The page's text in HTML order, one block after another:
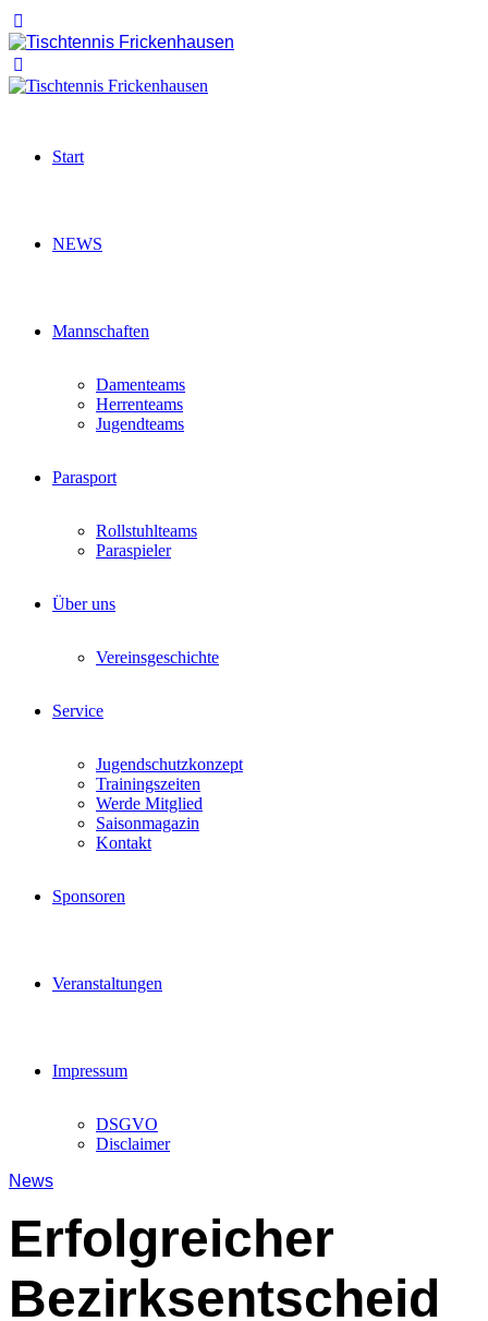
Start
NEWS
Mannschaften
Damenteams
Herrenteams
Jugendteams
Parasport
Rollstuhlteams
Paraspieler
Über uns
Vereinsgeschichte
Service
Jugendschutzkonzept
Trainingszeiten
Werde Mitglied
Saisonmagazin
Kontakt
Sponsoren
Veranstaltungen
Impressum
DSGVO
Disclaimer
News
Erfolgreicher
Bezirksentscheid